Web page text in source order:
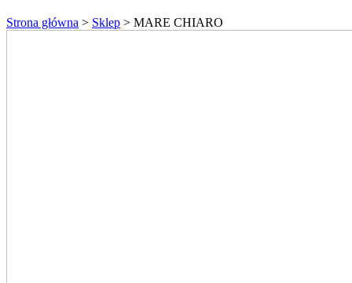
Strona główna > Sklep > MARE CHIARO